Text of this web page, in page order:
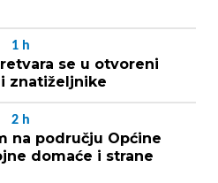
1 h
se u otvoreni
znatiželjnike
2 h
na području Općine
domaće i strane